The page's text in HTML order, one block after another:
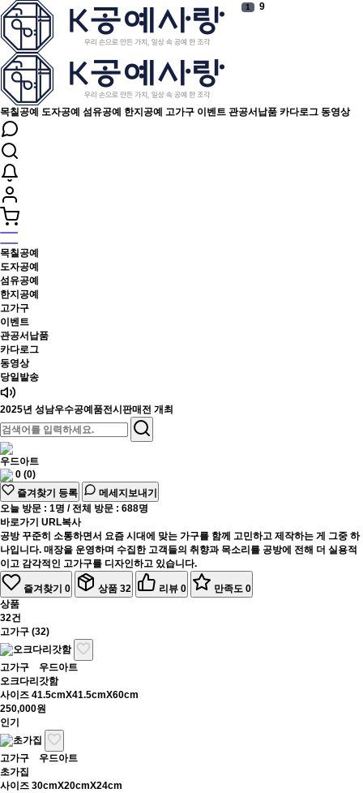
목칠공예 도자공예 섬유공예 한지공예 고가구 이벤트 관공서납품 카다로그 동영상
목칠공예
도자공예
섬유공예
한지공예
고가구
이벤트
관공서납품
카다로그
동영상
당일발송
2025년 성남우수공예품전시판매전 개최
1 9
7 6
우드아트
0 (0)
즐겨찾기 등록
메세지보내기
오늘 방문 : 1명 / 전체 방문 : 688명
바로가기 URL복사
공방 꾸준히 소통하면서 요즘 시대에 맞는 가구를 함께 고민하고 제작하는 게 그중 하
나입니다. 매장을 운영하며 수집한 고객들의 취향과 목소리를 공방에 전해 더 실용적
이고 감각적인 고가구를 디자인하고 있습니다.
즐겨찾기 0 상품 32 리뷰 0 만족도 0
상품
32건
고가구 (32)
고가구 우드아트
오크다리갓함
사이즈 41.5cmX41.5cmX60cm
250,000원
인기
고가구 우드아트
초가집
사이즈 30cmX20cmX24cm